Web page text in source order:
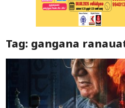
Business
Tag: gangana